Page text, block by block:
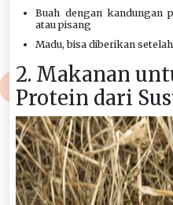
Buah dengan kandungan
atau pisang
Madu, bisa diberikan
2. Makanan
Protein dari